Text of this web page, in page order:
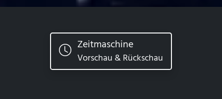
Zeitmaschine
Vorschau & Rückschau